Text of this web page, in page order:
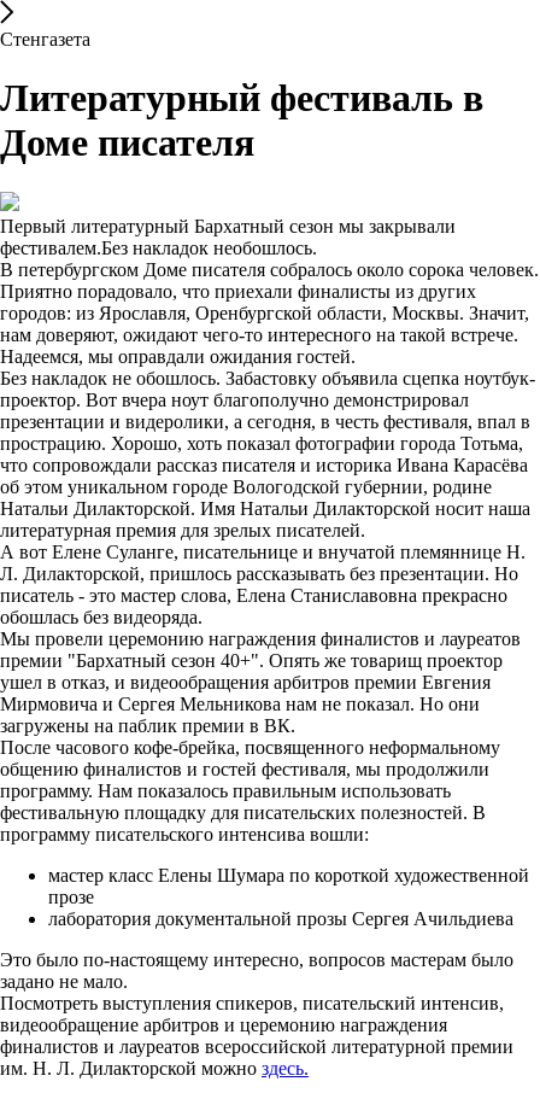
Стенгазета
Литературный фестиваль в
Доме писателя
Первый литературный Бархатный сезон мы закрывали
фестивалем.Без накладок необошлось.
В петербургском Доме писателя собралось около сорока человек.
Приятно порадовало, что приехали финалисты из других
городов: из Ярославля, Оренбургской области, Москвы. Значит,
нам доверяют, ожидают чего-то интересного на такой встрече.
Надеемся, мы оправдали ожидания гостей.
Без накладок не обошлось. Забастовку объявила сцепка ноутбук-
проектор. Вот вчера ноут благополучно демонстрировал
презентации и видеролики, а сегодня, в честь фестиваля, впал в
прострацию. Хорошо, хоть показал фотографии города Тотьма,
что сопровождали рассказ писателя и историка Ивана Карасёва
об этом уникальном городе Вологодской губернии, родине
Натальи Дилакторской. Имя Натальи Дилакторской носит наша
литературная премия для зрелых писателей.
А вот Елене Суланге, писательнице и внучатой племяннице Н.
Л. Дилакторской, пришлось рассказывать без презентации. Но
писатель - это мастер слова, Елена Станиславовна прекрасно
обошлась без видеоряда.
Мы провели церемонию награждения финалистов и лауреатов
премии "Бархатный сезон 40+". Опять же товарищ проектор
ушел в отказ, и видеообращения арбитров премии Евгения
Мирмовича и Сергея Мельникова нам не показал. Но они
загружены на паблик премии в ВК.
После часового кофе-брейка, посвященного неформальному
общению финалистов и гостей фестиваля, мы продолжили
программу. Нам показалось правильным использовать
фестивальную площадку для писательских полезностей. В
программу писательского интенсива вошли:
мастер класс Елены Шумара по короткой художественной
прозе
лаборатория документальной прозы Сергея Ачильдиева
Это было по-настоящему интересно, вопросов мастерам было
задано не мало.
Посмотреть выступления спикеров, писательский интенсив,
видеообращение арбитров и церемонию награждения
финалистов и лауреатов всероссийской литературной премии
им. Н. Л. Дилакторской можно здесь.